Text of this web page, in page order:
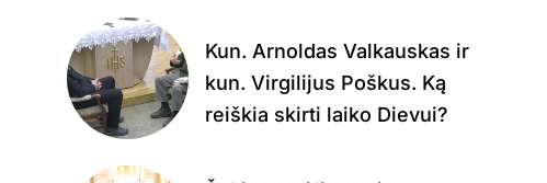
Kun. Arnoldas Valkauskas ir
kun. Virgilijus Poškus. Ką
reiškia skirti laiko Dievui?